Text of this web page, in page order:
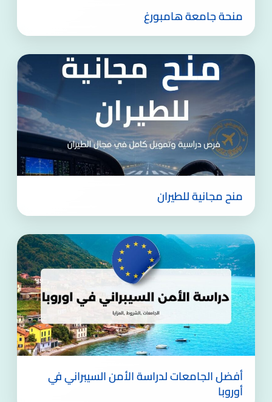
منحة جامعة هامبورغ
منح مجانية للطيران
أفضل الجامعات لدراسة الأمن السيبراني في
أوروبا